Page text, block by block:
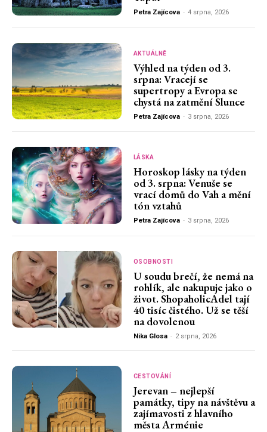
Petra Zajícova - 4 srpna, 2026
AKTUÁLNĚ
Výhled na týden od 3.
srpna: Vracejí se
supertropy a Evropa se
chystá na zatmění Slunce
Petra Zajícova - 3 srpna, 2026
LÁSKA
Horoskop lásky na týden
od 3. srpna: Venuše se
vrací domů do Vah a mění
tón vztahů
Petra Zajícova - 3 srpna, 2026
OSOBNOSTI
U soudu brečí, že nemá na
rohlík, ale nakupuje jako o
život. ShopaholicAdel tají
40 tisíc čistého. Už se těší
na dovolenou
Nika Glosa - 2 srpna, 2026
CESTOVÁNÍ
Jerevan – nejlepší
památky, tipy na návštěvu a
zajímavosti z hlavního
města Arménie